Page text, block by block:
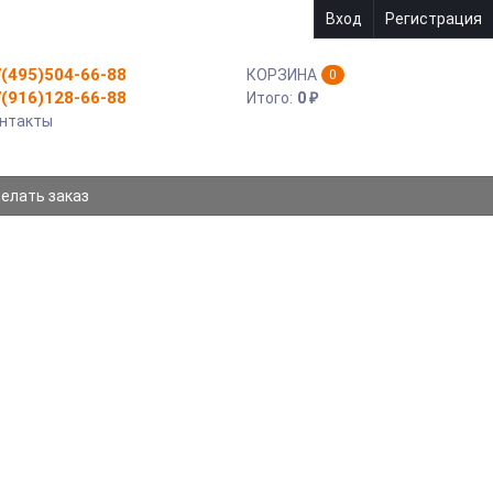
Вход Регистрация
66-88
66-88
КОРЗИНА 0
Итого: 0₽
заказ